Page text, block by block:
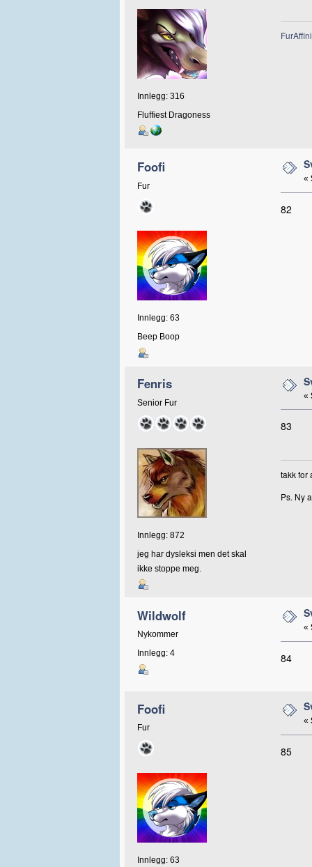
Innlegg: 316
Fluffiest Dragoness
Foofi
Fur
Innlegg: 63
Beep Boop
«
82
Fenris
Senior Fur
Innlegg: 872
jeg har dysleksi men det skal
ikke stoppe meg.
«
83
takk for
Ps. Ny
Wildwolf
Nykommer
Innlegg: 4
«
84
Foofi
Fur
Innlegg: 63
«
85